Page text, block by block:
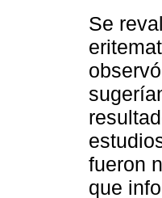
Se
fueron
que